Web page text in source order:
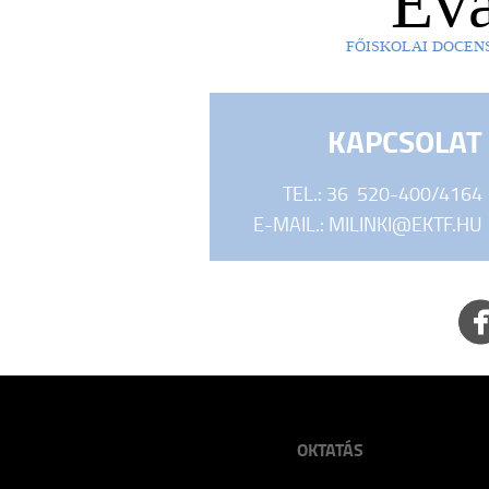
FŐISKOLAI
KAPCSOLAT
TEL.: 36 520-400/4164
E-MAIL.: MILINKI@EKTF.HU
OKTATÁS